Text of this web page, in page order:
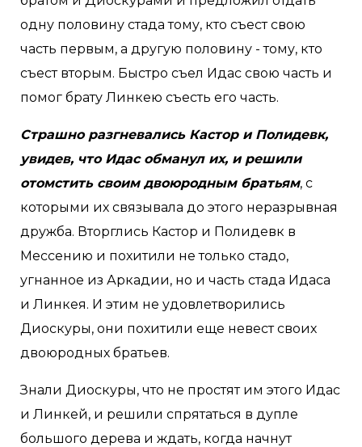
одну половину стада тому, кто съест свою
часть первым, а другую половину - тому, кто
съест вторым. Быстро съел Идас свою часть и
помог брату Линкею съесть его часть.
Страшно разгневались Кастор и Полидевк,
увидев, что Идас обманул их, и решили
отомстить своим двоюродным братьям, с
которыми их связывала до этого неразрывная
дружба. Вторглись Кастор и Полидевк в
Мессению и похитили не только стадо,
угнанное из Аркадии, но и часть стада Идаса
и Линкея. И этим не удовлетворились
Диоскуры, они похитили еще невест своих
двоюродных братьев.
Знали Диоскуры, что не простят им этого Идас
и Линкей, и решили спрятаться в дупле
большого дерева и ждать, когда начнут